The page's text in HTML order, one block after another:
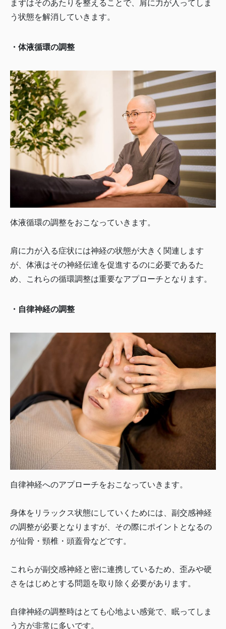
まずはそのあたりを整えることで、肩に力が入ってしま
う状態を解消していきます。
・体液循環の調整
体液循環の調整をおこなっていきます。
肩に力が入る症状には神経の状態が大きく関連します
が、体液はその神経伝達を促進するのに必要であるた
め、これらの循環調整は重要なアプローチとなります。
・自律神経の調整
自律神経へのアプローチをおこなっていきます。
身体をリラックス状態にしていくためには、副交感神経
の調整が必要となりますが、その際にポイントとなるの
が仙骨・頸椎・頭蓋骨などです。
これらが副交感神経と密に連携しているため、歪みや硬
さをはじめとする問題を取り除く必要があります。
自律神経の調整時はとても心地よい感覚で、眠ってしま
う方が非常に多いです。